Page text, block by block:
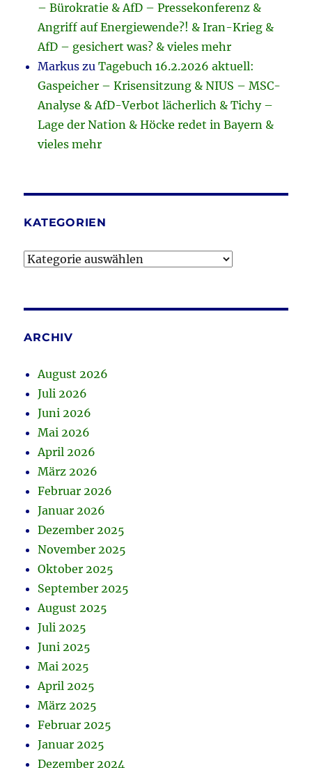
– Bürokratie & AfD – Pressekonferenz &
Angriff auf Energiewende?! & Iran-Krieg &
AfD – gesichert was? & vieles mehr
Markus zuTagebuch 16.2.2026 aktuell:
Gaspeicher – Krisensitzung & NIUS – MSC-
Analyse & AfD-Verbot lächerlich & Tichy –
Lage der Nation & Höcke redet in Bayern &
vieles mehr
KATEGORIEN
Kategorien
ARCHIV
August 2026
Juli 2026
Juni 2026
Mai 2026
April 2026
März 2026
Februar 2026
Januar 2026
Dezember 2025
November 2025
Oktober 2025
September 2025
August 2025
Juli 2025
Juni 2025
Mai 2025
April 2025
März 2025
Februar 2025
Januar 2025
Dezember 2024